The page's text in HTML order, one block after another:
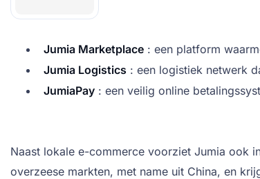
Jumia Marketplace : een platform
Jumia Logistics : een logistiek netwerk
JumiaPay : een veilig online
Naast lokale e-commerce voorziet Jumia ook
overzeese markten, met name uit China, en